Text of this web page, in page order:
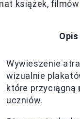
książek,
Opis
Wywieszenie
wizualnie
które przyciągną
uczniów.